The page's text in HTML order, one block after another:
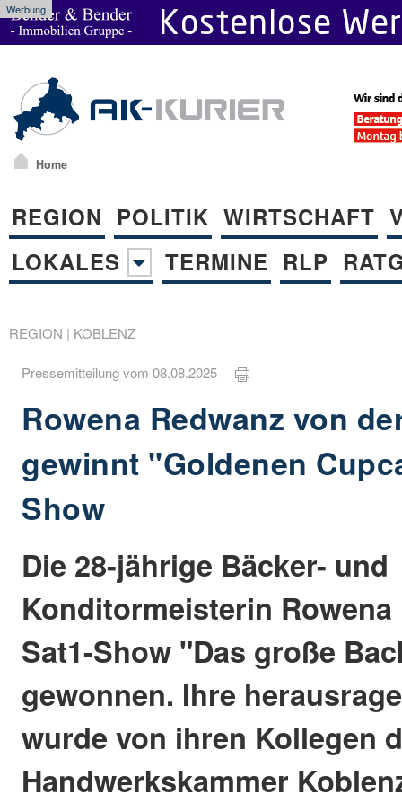
Werbung
Home
REGION POLITIK WIRTSCHAFT
LOKALES
TERMINE RLP
REGION | KOBLENZ
Pressemitteilung vom 08.08.2025
Rowena Redwanz von
gewinnt "Goldenen
Show
Die 28-jährige Bäcker- und
Konditormeisterin Rowena
Sat1-Show "Das große
gewonnen. Ihre
wurde von ihren Kollegen
Handwerkskammer